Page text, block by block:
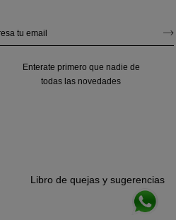
Enterate primero que nadie de
todas las novedades
Libro de quejas y sugerencias